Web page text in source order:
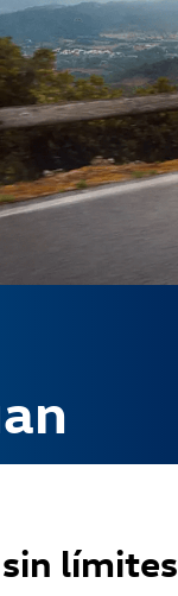
límites